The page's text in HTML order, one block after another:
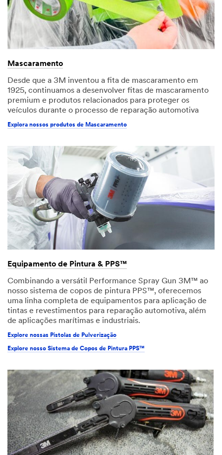
Mascaramento
Desde que a 3M inventou a fita de mascaramento em
1925, continuamos a desenvolver fitas de mascaramento
premium e produtos relacionados para proteger os
veículos durante o processo de reparação automotiva
Explora nossos produtos de Mascaramento
Equipamento de Pintura & PPS™
Combinando a versátil Performance Spray Gun 3M™ ao
nosso sistema de copos de pintura PPS™, oferecemos
uma linha completa de equipamentos para aplicação de
tintas e revestimentos para reparação automotiva, além
de aplicações marítimas e industriais.
Explore nossas Pistolas de Pulverização
Explore nosso Sistema de Copos de Pintura PPS™